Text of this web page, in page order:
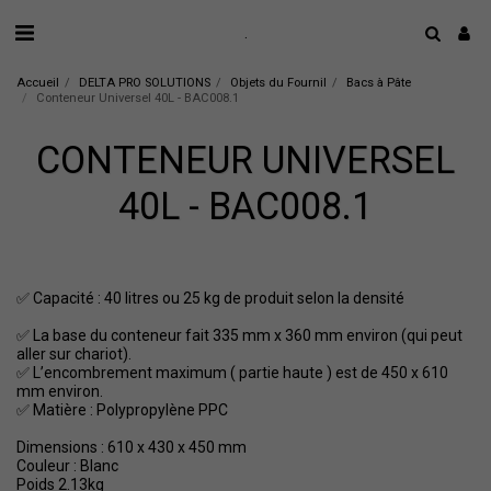
Accueil DELTA PRO SOLUTIONS Objets du Fournil
Bacs à Pâte
Conteneur Universel 40L - BAC008.1
CONTENEUR UNIVERSEL
40L - BAC008.1
✅ Capacité : 40 litres ou 25 kg de produit selon la densité
✅ La base du conteneur fait 335 mm x 360 mm environ (qui peut
aller sur chariot).
✅ L’encombrement maximum ( partie haute ) est de 450 x 610
mm environ.
✅ Matière : Polypropylène PPC
Dimensions : 610 x 430 x 450 mm
Couleur : Blanc
Poids 2.13kg